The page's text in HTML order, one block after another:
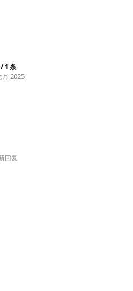
/1 条
月 2025
回复
-shared -capslock -